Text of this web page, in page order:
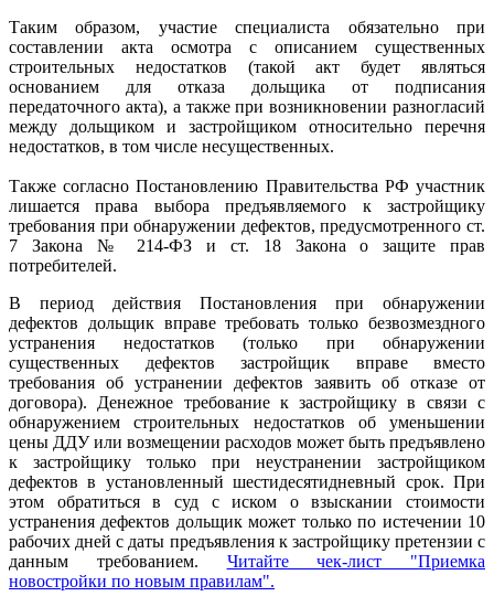
Таким образом, участие специалиста обязательно при
составлении акта осмотра с описанием существенных
строительных недостатков (такой акт будет являться
основанием для отказа дольщика от подписания
передаточного акта), а также при возникновении разногласий
между дольщиком и застройщиком относительно перечня
недостатков, в том числе несущественных.
Также согласно Постановлению Правительства РФ участник
лишается права выбора предъявляемого к застройщику
требования при обнаружении дефектов, предусмотренного ст.
7 Закона № 214-ФЗ и ст. 18 Закона о защите прав
потребителей.
В период действия Постановления при обнаружении
дефектов дольщик вправе требовать только безвозмездного
устранения недостатков (только при обнаружении
существенных дефектов застройщик вправе вместо
требования об устранении дефектов заявить об отказе от
договора). Денежное требование к застройщику в связи с
обнаружением строительных недостатков об уменьшении
цены ДДУ или возмещении расходов может быть предъявлено
к застройщику только при неустранении застройщиком
дефектов в установленный шестидесятидневный срок. При
этом обратиться в суд с иском о взыскании стоимости
устранения дефектов дольщик может только по истечении 10
рабочих дней с даты предъявления к застройщику претензии с
данным требованием. Читайте чек-лист "Приемка
новостройки по новым правилам".